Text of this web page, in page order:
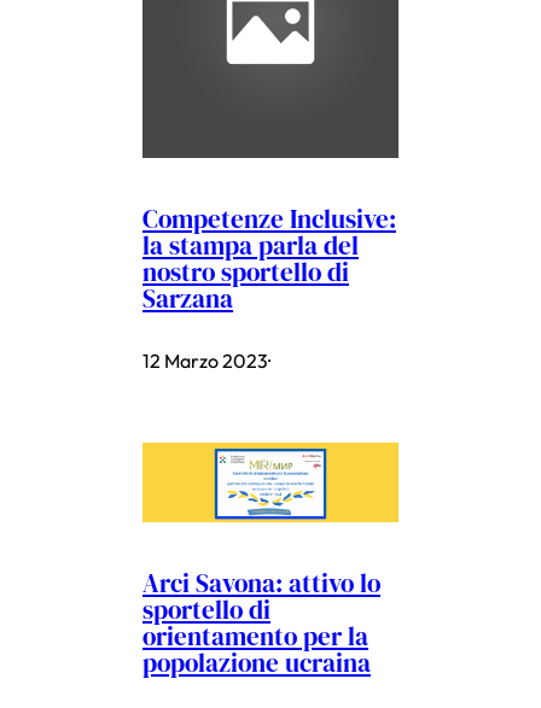
Competenze Inclusive:
la stampa parla del
nostro sportello di
Sarzana
12 Marzo 2023·
Arci Savona: attivo lo
sportello di
orientamento per la
popolazione ucraina